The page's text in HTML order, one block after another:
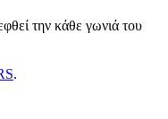
την κάθε γωνιά του
.